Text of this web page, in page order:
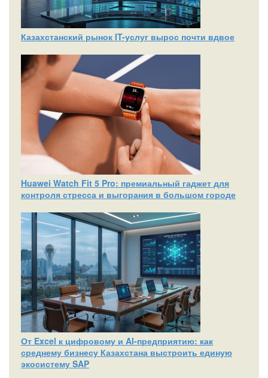
Казахстанский рынок IT-услуг вырос почти вдвое
Huawei Watch Fit 5 Pro: премиальный гаджет для
контроля стресса и выгорания в большом городе
От Excel к цифровому и AI‑предприятию: как
среднему бизнесу Казахстана выстроить единую
экосистему SAP